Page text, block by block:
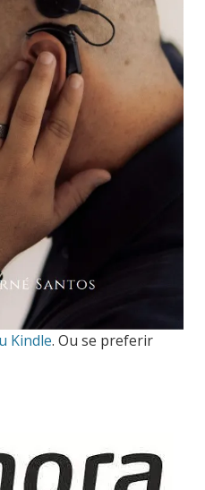
Kindle. Ou se preferir